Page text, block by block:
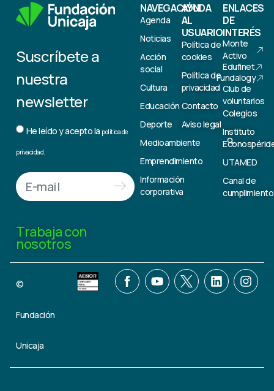
Suscríbete a
nuestra
newsletter
He leído y acepto la política de
privacidad.
Trabaja con
nosotros
NAVEGACIÓN
Agenda
Noticias
Acción
social
Cultura
Educación
Deporte
Medioambiente
Emprendimiento
Información
corporativa
AYUDA
AL
USUARIO
Política de
cookies
Política de
privacidad
Contacto
Aviso legal
ENLACES
DE
INTERÉS
Monte
Activo
Edufinet
Fundalogy
Club de
voluntarios
Colegios
Instituto
UTAMED
Canal de
cumplimiento
©
Fundación
Unicaja